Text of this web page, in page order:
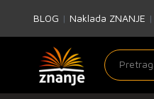
BLOG | Naklada ZNANJE |